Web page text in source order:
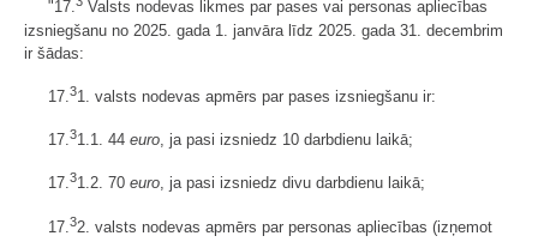
"17.
Valsts nodevas likmes par pases vai personas apliecības
izsniegšanu no 2025. gada 1. janvāra līdz 2025. gada 31. decembrim
ir šādas:
17. 31. valsts nodevas apmērs par pases izsniegšanu ir:
17.31.1. 44 euro, ja pasi izsniedz 10 darbdienu laikā;
17.31.2. 70 euro, ja pasi izsniedz divu darbdienu laikā;
17. 32. valsts nodevas apmērs par personas apliecības (izņemot